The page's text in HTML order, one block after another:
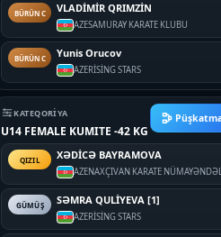
BÜRÜNC VLADİMİR QRIMZİN
AZESAMURAY KARATE KLUBU
BÜRÜNC Yunis Orucov
AZERİSİNG STARS
KATEQORIYA
U14 FEMALE KUMITE -42 KG
QIZIL XƏDİCƏ BAYRAMOVA
AZENAXÇIVAN KARATE
GÜMÜŞ SƏMRA QULİYEVA [1]
AZERİSİNG STARS